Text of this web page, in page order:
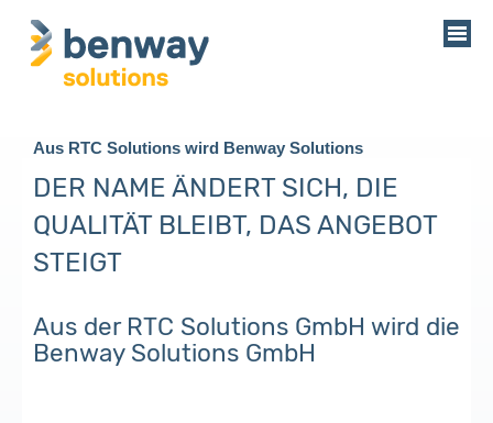
Aus RTC Solutions wird Benway Solutions
DER NAME ÄNDERT SICH, DIE
QUALITÄT BLEIBT, DAS ANGEBOT
STEIGT
Aus der RTC Solutions GmbH wird die
Benway Solutions GmbH